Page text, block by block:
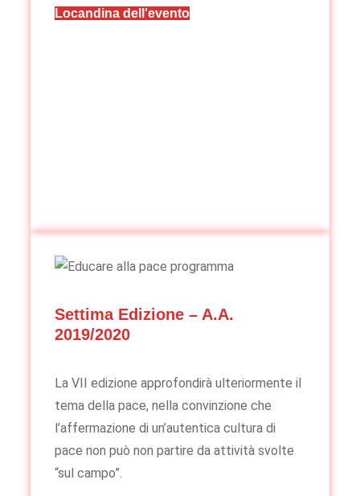
Locandina dell'evento
Settima Edizione – A.A.
2019/2020
La VII edizione approfondirà ulteriormente il
tema della pace, nella convinzione che
l’affermazione di un’autentica cultura di
pace non può non partire da attività svolte
“sul campo”.